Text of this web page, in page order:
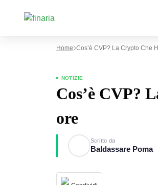
Home Cos’è CVP? La Crypto Che
NOTIZIE
Cos’è CVP?
ore
Scritto da
Baldassare Poma